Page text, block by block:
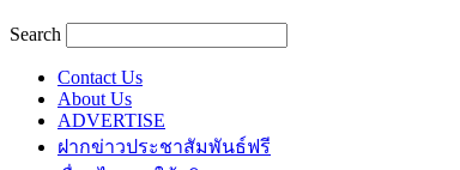
Search
Contact Us
About Us
ADVERTISE
ฝากข่าวประชาสัมพันธ์ฟรี